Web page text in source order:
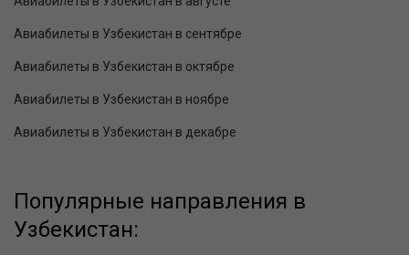
Авиабилеты в Узбекистан в сентябре
Авиабилеты в Узбекистан в октябре
Авиабилеты в Узбекистан в ноябре
Авиабилеты в Узбекистан в декабре
Популярные направления в
Узбекистан: